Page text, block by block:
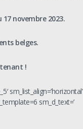
novembre 2023.
belges.
!
sm_list_align=’horizontal’
sm_d_text=’